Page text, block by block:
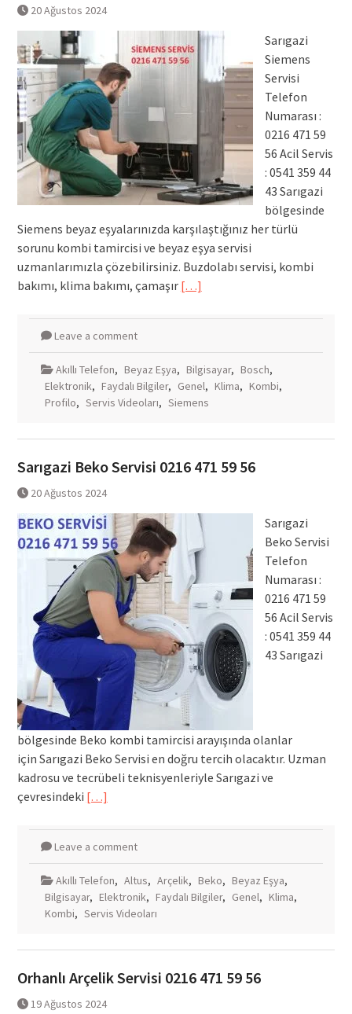
20 Ağustos 2024
Sarıgazi
Siemens
Servisi
Telefon
Numarası :
0216 471 59
56 Acil Servis
: 0541 359 44
43 Sarıgazi
bölgesinde
Siemens beyaz eşyalarınızda karşılaştığınız her türlü
sorunu kombi tamircisi ve beyaz eşya servisi
uzmanlarımızla çözebilirsiniz. Buzdolabı servisi, kombi
bakımı, klima bakımı, çamaşır […]
Leave a comment
Akıllı Telefon, Beyaz Eşya, Bilgisayar, Bosch,
Elektronik, Faydalı Bilgiler, Genel, Klima, Kombi,
Profilo, Servis Videoları, Siemens
Sarıgazi Beko Servisi 0216 471 59 56
20 Ağustos 2024
Sarıgazi
Beko Servisi
Telefon
Numarası :
0216 471 59
56 Acil Servis
: 0541 359 44
43 Sarıgazi
bölgesinde Beko kombi tamircisi arayışında olanlar
için Sarıgazi Beko Servisi en doğru tercih olacaktır. Uzman
kadrosu ve tecrübeli teknisyenleriyle Sarıgazi ve
çevresindeki […]
Leave a comment
Akıllı Telefon, Altus, Arçelik, Beko, Beyaz Eşya,
Bilgisayar, Elektronik, Faydalı Bilgiler, Genel, Klima,
Kombi, Servis Videoları
Orhanlı Arçelik Servisi 0216 471 59 56
19 Ağustos 2024